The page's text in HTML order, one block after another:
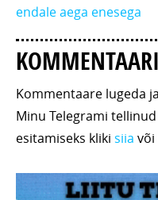
endale aega enesega
Kommentaare lugeda
Minu Telegrami
esitamiseks kliki siia või